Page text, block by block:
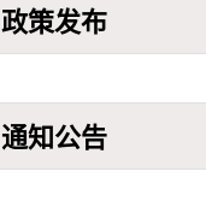
政策发布
通知公告